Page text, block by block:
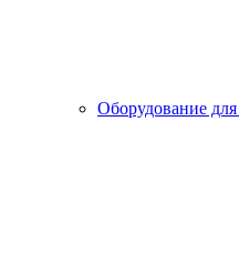
Оборудование для